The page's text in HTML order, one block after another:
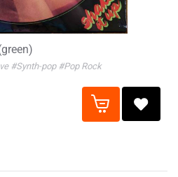
#Synth-pop #Pop Rock